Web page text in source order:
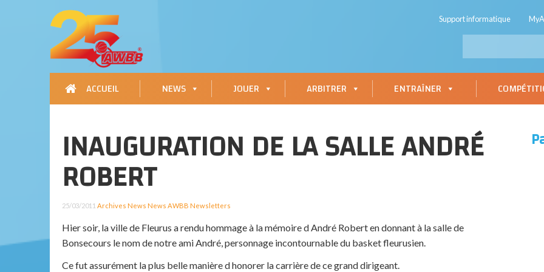
Support informatique
ACCUEIL NEWS JOUER ARBITRER ENTRAÎNER
INAUGURATION DE LA SALLE ANDRÉ
ROBERT
25/03/2011 Archives News News AWBB Newsletters
Hier soir, la ville de Fleurus a rendu hommage à la mémoire d André Robert en donnant à la salle de
Bonsecours le nom de notre ami André, personnage incontournable du basket fleurusien.
Ce fut assurément la plus belle manière d honorer la carrière de ce grand dirigeant.